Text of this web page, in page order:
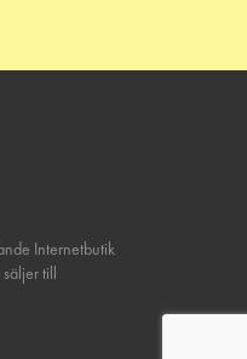
Internetbutik
till